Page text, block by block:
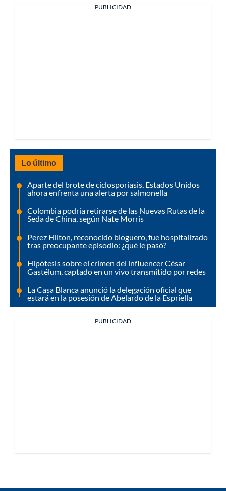
PUBLICIDAD
Lo último
Aparte del brote de ciclosporiasis, Estados Unidos
ahora enfrenta una alerta por salmonella
Colombia podría retirarse de las Nuevas Rutas de la
Seda de China, según Nate Morris
Perez Hilton, reconocido bloguero, fue hospitalizado
tras preocupante episodio: ¿qué le pasó?
Hipótesis sobre el crimen del influencer César
Gastélum, captado en un vivo transmitido por redes
La Casa Blanca anunció la delegación oficial que
estará en la posesión de Abelardo de la Espriella
PUBLICIDAD